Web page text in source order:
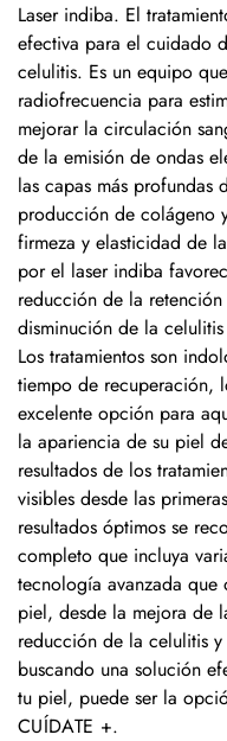
Laser indiba. El
efectiva para el cuidado
celulitis. Es un equipo
radiofrecuencia para
mejorar la circulación
de la emisión de ondas
las capas más
producción de colágeno
firmeza y elasticidad de
por el laser indiba
reducción de la
disminución de la
Los tratamientos son
tiempo de recuperación,
excelente opción para
la apariencia de su piel
resultados de los
visibles desde las
resultados óptimos se
completo que incluya
tecnología avanzada
piel, desde la mejora de
reducción de la celulitis
buscando una solución
tu piel, puede ser la
CUÍDATE +.